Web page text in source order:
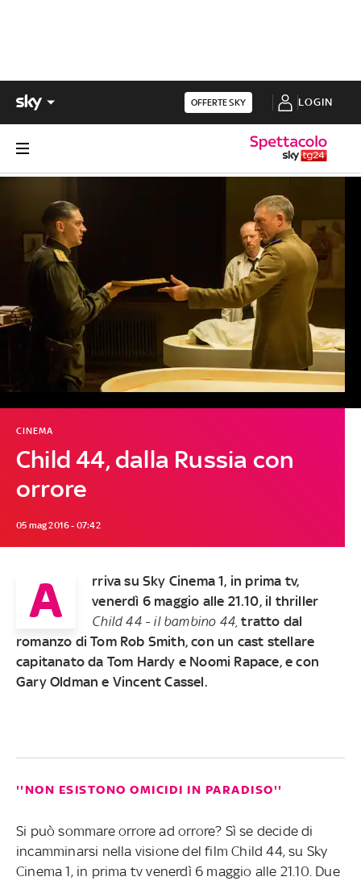
OFFERTE SKY LOGIN
Child 44, dalla Russia con
orrore
CINEMA
05 mag 2016 - 07:42
A
rriva su Sky Cinema 1, in prima tv,
venerdì 6 maggio alle 21.10, il thriller
Child 44 - il bambino 44,tratto dal
romanzo di Tom Rob Smith, con un cast stellare
capitanato da Tom Hardy e Noomi Rapace, e con
Gary Oldman e Vincent Cassel.
''NON ESISTONO OMICIDI IN PARADISO''
Si può sommare orrore ad orrore? Sì se decide di
incamminarsi nella visione del film Child 44, su Sky
Cinema 1, in prima tv venerdì 6 maggio alle 21.10. Due